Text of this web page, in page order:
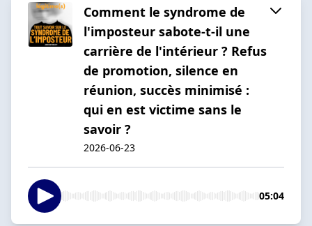
Comment le syndrome de
l'imposteur sabote-t-il une
carrière de l'intérieur ? Refus
de promotion, silence en
réunion, succès minimisé :
qui en est victime sans le
savoir ?
2026-06-23
05:04